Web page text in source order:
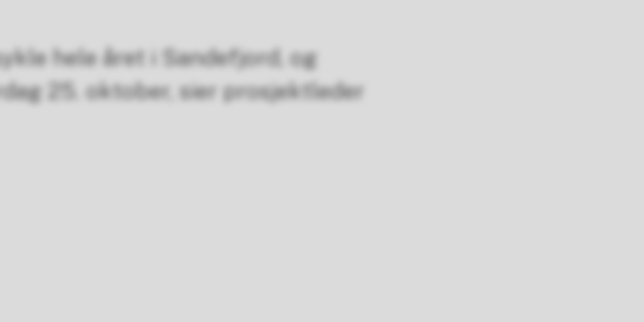
hele året i Sandefjord, og
25. oktober, sier prosjektleder